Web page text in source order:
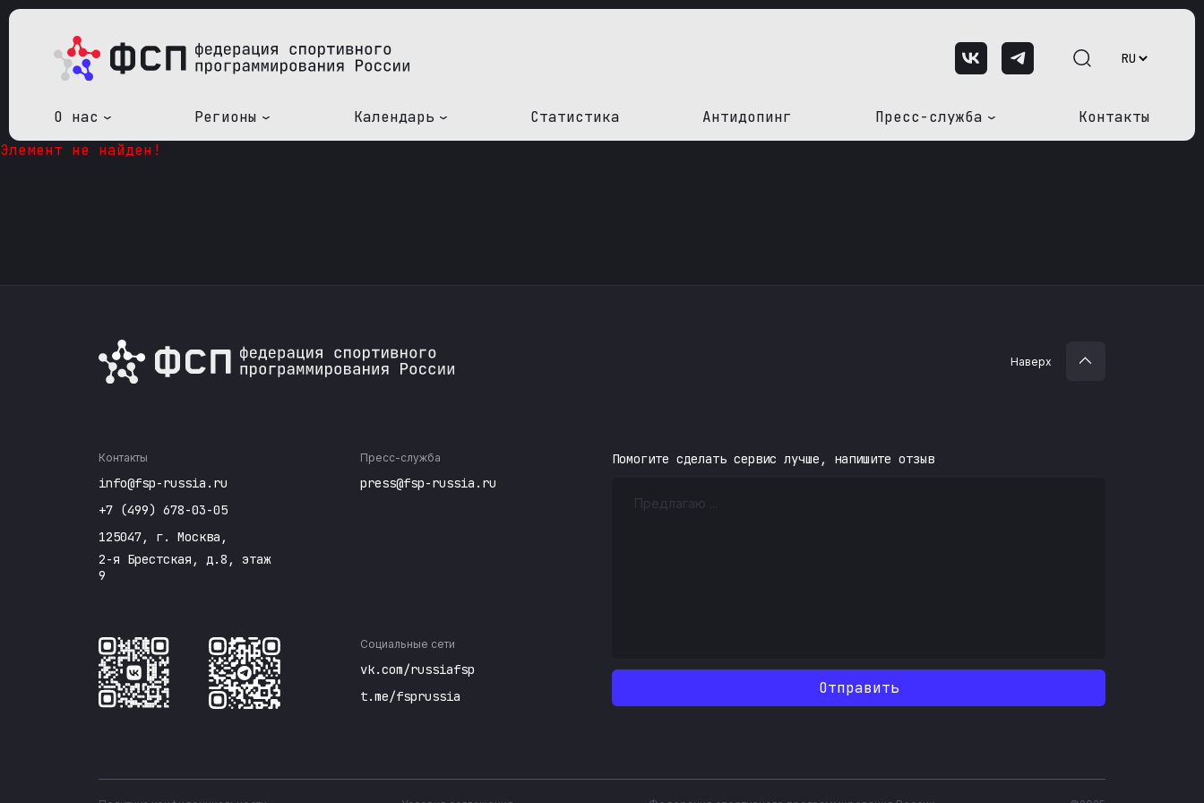
О нас Регионы Календарь Статистика Антидопинг Пресс-служба
Контакты
Элемент не найден!
Наверх
Контакты
info@fsp-russia.ru
+7 (499) 678-03-05
125047, г. Москва,
2-я Брестская, д.8, этаж
9
Пресс-служба
press@fsp-russia.ru
Социальные сети
vk.com/russiafsp
t.me/fsprussia
Помогите сделать сервис лучше, напишите отзыв